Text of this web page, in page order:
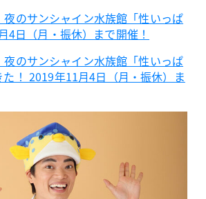
夜のサンシャイン水族館「性いっぱ
4日（月・振休）まで開催！
夜のサンシャイン水族館「性いっぱ
た！ 2019年11月4日（月・振休）ま